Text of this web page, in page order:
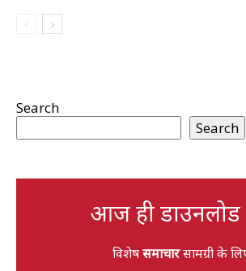
Search
Search
आज ही
विशेषसमाचारसामग्री के